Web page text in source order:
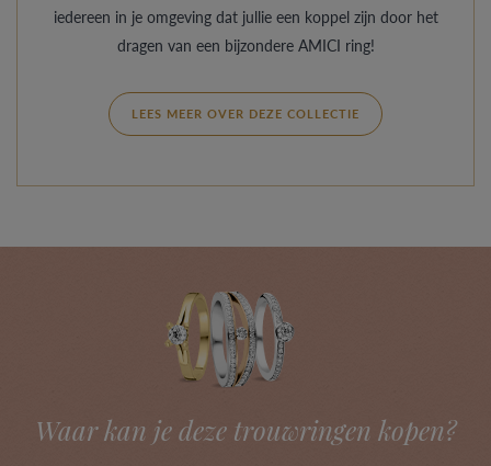
iedereen in je omgeving dat jullie een koppel zijn door het
dragen van een bijzondere AMICI ring!
LEES MEER OVER DEZE COLLECTIE
Waar kan je deze trouwringen kopen?